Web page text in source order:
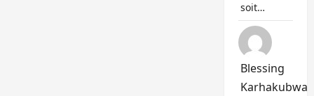
soit…
Blessing
Karhakubwa